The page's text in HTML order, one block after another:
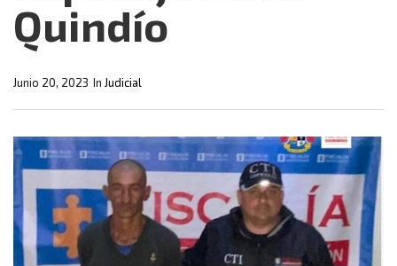
Quindío
In Judicial
Junio 20, 2023